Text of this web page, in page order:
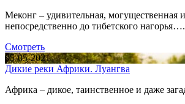
Меконг – удивительная, могущественная
непосредственно до тибетского нагорья….
Смотреть
05-05-2021
Дикие реки Африки. Луангва
Африка – дикое, таинственное и даже